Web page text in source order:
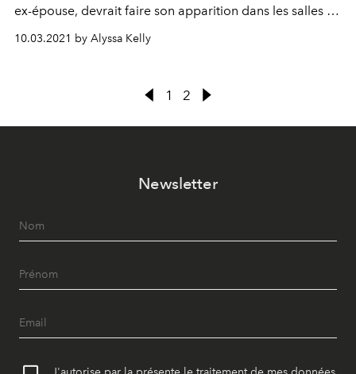
ex-épouse, devrait faire son apparition dans les salles de
10.03.2021 by Alyssa Kelly
1 2
Newsletter